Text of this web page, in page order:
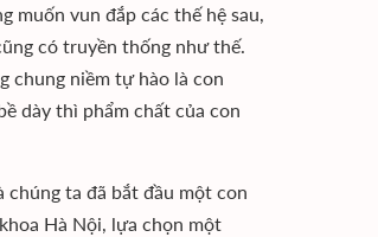
muốn vun đắp các thế hệ sau,
có truyền thống như thế.
chung niềm tự hào là con
dày thì phẩm chất của con
chúng ta đã bắt đầu một con
Hà Nội, lựa chọn một